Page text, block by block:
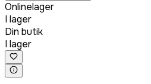
Onlinelager
I lager
Din butik
I lager